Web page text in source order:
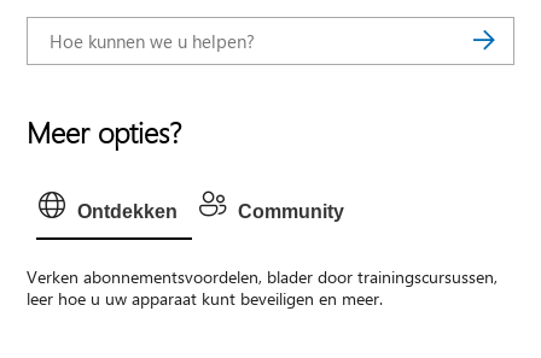
Meer opties?
Ontdekken Community
Verken abonnementsvoordelen, blader door trainingscursussen,
leer hoe u uw apparaat kunt beveiligen en meer.